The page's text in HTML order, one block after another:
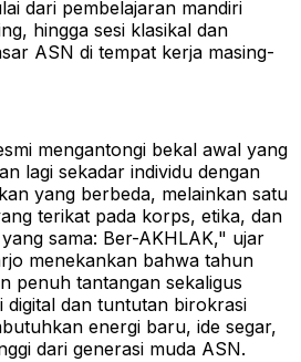
dari pembelajaran mandiri
hingga sesi klasikal dan
ASN di tempat kerja masing-
mengantongi bekal awal yang
lagi sekadar individu dengan
yang berbeda, melainkan satu
terikat pada korps, etika, dan
sama: Ber-AKHLAK," ujar
menekankan bahwa tahun
penuh tantangan sekaligus
digital dan tuntutan birokrasi
energi baru, ide segar,
dari generasi muda ASN.